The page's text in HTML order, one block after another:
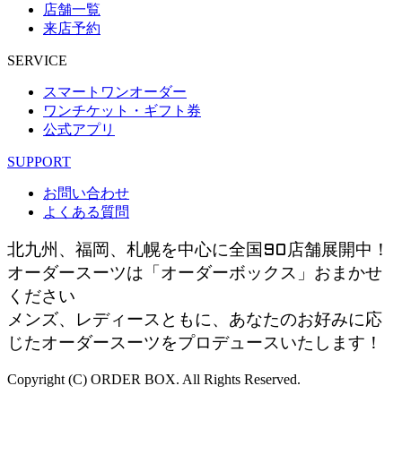
店舗一覧
来店予約
SERVICE
スマートワンオーダー
ワンチケット・ギフト券
公式アプリ
SUPPORT
お問い合わせ
よくある質問
北九州、福岡、札幌を中心に全国90店舗展開中！
オーダースーツは「オーダーボックス」おまかせ
ください
メンズ、レディースともに、あなたのお好みに応
じたオーダースーツをプロデュースいたします！
Copyright (C) ORDER BOX. All Rights Reserved.